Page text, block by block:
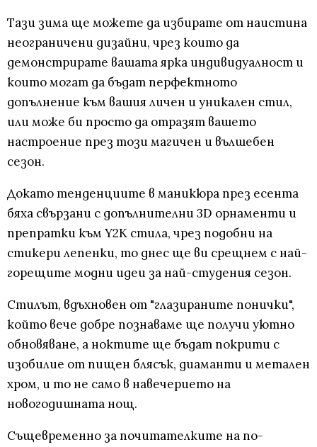
Тази зима ще можете да избирате от наистина
неограничени дизайни, чрез които да
демонстрирате вашата ярка индивидуалност и
които могат да бъдат перфектното
допълнение към вашия личен и уникален стил,
или може би просто да отразят вашето
настроение през този магичен и вълшебен
сезон.
Докато тенденциите в маникюра през есента
бяха свързани с допълнителни 3D орнаменти и
препратки към Y2K стила, чрез подобни на
стикери лепенки, то днес ще ви срещнем с най-
горещите модни идеи за най-студения сезон.
Стилът, вдъхновен от "глазираните понички",
който вече добре познаваме ще получи уютно
обновяване, а ноктите ще бъдат покрити с
изобилие от пищен блясък, диаманти и метален
хром, и то не само в навечерието на
новогодишната нощ.
Същевременно за почитателките на по-